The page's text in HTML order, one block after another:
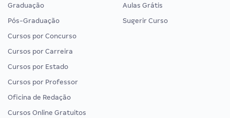
Graduação
Pós-Graduação
Cursos por Concurso
Cursos por Carreira
Cursos por Estado
Cursos por Professor
Oficina de Redação
Cursos Online Gratuitos
Aulas Grátis
Sugerir Curso